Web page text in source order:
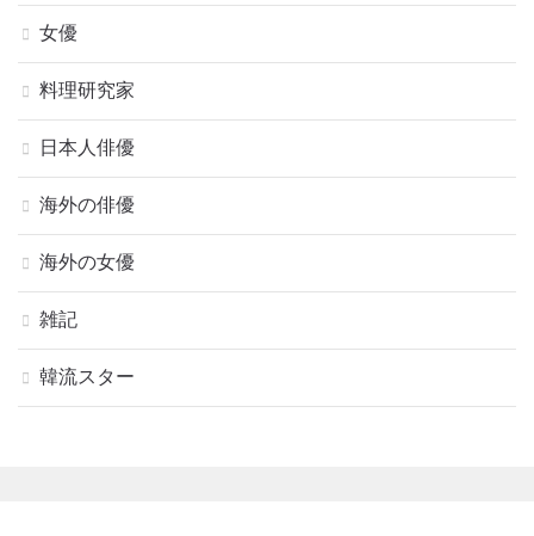
女優
料理研究家
日本人俳優
海外の俳優
海外の女優
雑記
韓流スター